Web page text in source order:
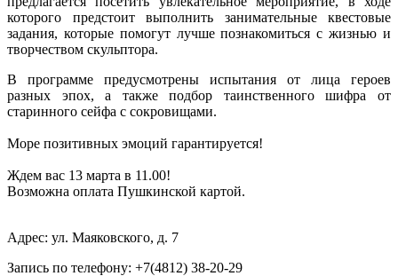
которого предстоит выполнить занимательные квестовые
задания, которые помогут лучше познакомиться с жизнью и
творчеством скульптора.
В программе предусмотрены испытания от лица героев
разных эпох, а также подбор таинственного шифра от
старинного сейфа с сокровищами.
Море позитивных эмоций гарантируется!
Ждем вас 13 марта в 11.00!
Возможна оплата Пушкинской картой.
Адрес: ул. Маяковского, д. 7
Запись по телефону: +7(4812) 38-20-29